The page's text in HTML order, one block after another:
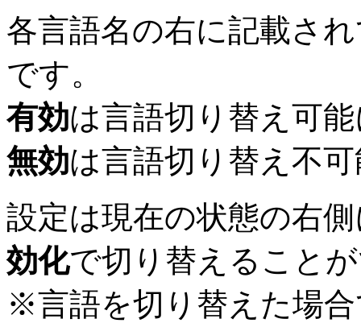
各言語名の右に記載さ
です。
有効は言語切り替え可
無効は言語切り替え不
設定は現在の状態の右
効化で切り替えること
※言語を切り替えた場